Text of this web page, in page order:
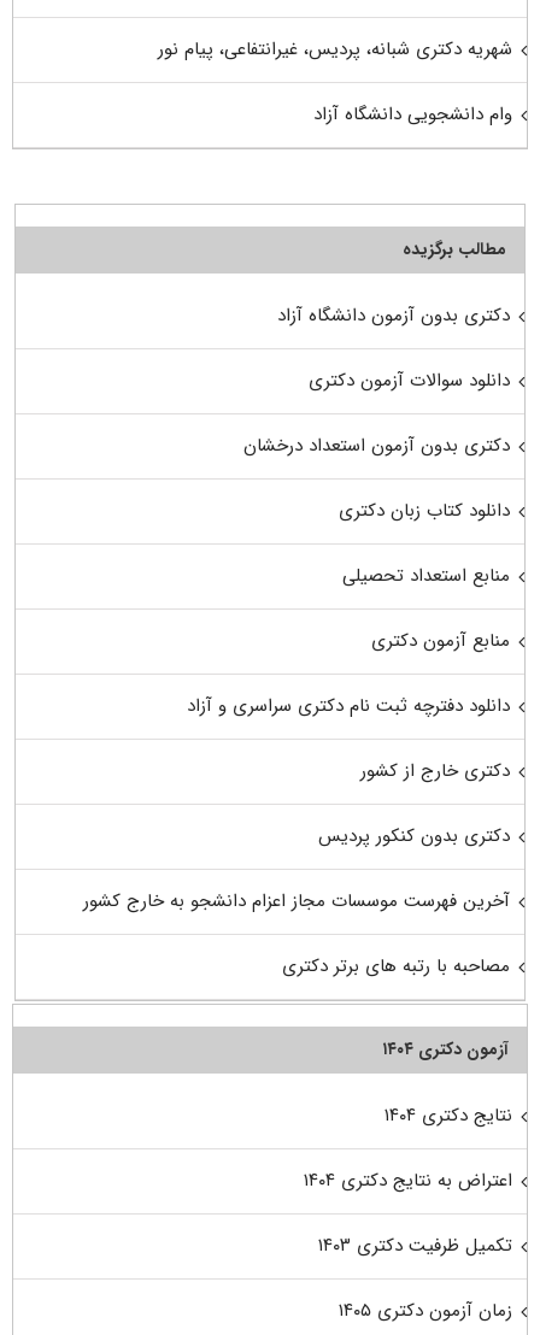
شهریه دکتری شبانه، پردیس، غیرانتفاعی، پیام نور
وام دانشجویی دانشگاه آزاد
مطالب برگزیده
دکتری بدون آزمون دانشگاه آزاد
دانلود سوالات آزمون دکتری
دکتری بدون آزمون استعداد درخشان
دانلود کتاب زبان دکتری
منابع استعداد تحصیلی
منابع آزمون دکتری
دانلود دفترچه ثبت نام دکتری سراسری و آزاد
دکتری خارج از کشور
دکتری بدون کنکور پردیس
آخرین فهرست موسسات مجاز اعزام دانشجو به خارج کشور
مصاحبه با رتبه های برتر دکتری
آزمون دکتری ۱۴۰۴
نتایج دکتری ۱۴۰۴
اعتراض به نتایج دکتری ۱۴۰۴
تکمیل ظرفیت دکتری ۱۴۰۳
زمان آزمون دکتری ۱۴۰۵